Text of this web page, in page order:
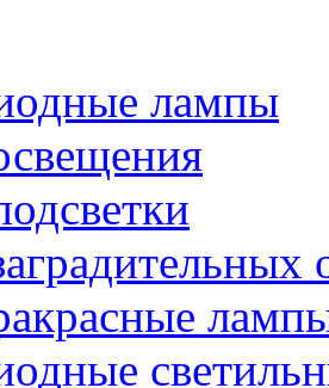
лампы